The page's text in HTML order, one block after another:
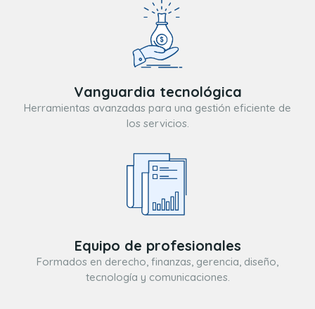
Vanguardia tecnológica
Herramientas avanzadas para una gestión eficiente de
los servicios.
Equipo de profesionales
Formados en derecho, finanzas, gerencia, diseño,
tecnología y comunicaciones.